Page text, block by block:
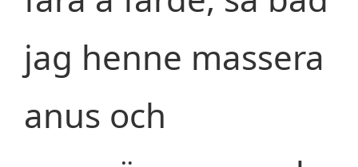
jag henne massera
anus och